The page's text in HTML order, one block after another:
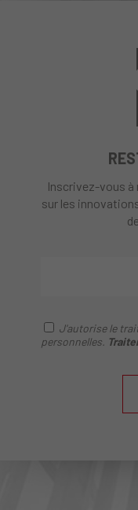
Inscrivez-vous
sur les
J'autorise le
personnelles.